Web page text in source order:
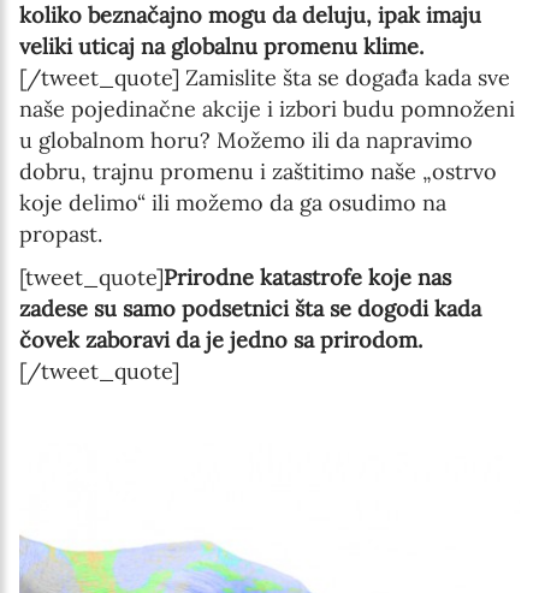
koliko beznačajno mogu da deluju, ipak imaju
veliki uticaj na globalnu promenu klime.
[/tweet_quote] Zamislite šta se događa kada sve
naše pojedinačne akcije i izbori budu pomnoženi
u globalnom horu? Možemo ili da napravimo
dobru, trajnu promenu i zaštitimo naše „ostrvo
koje delimo“ ili možemo da ga osudimo na
propast.
[tweet_quote]Prirodne katastrofe koje nas
zadese su samo podsetnici šta se dogodi kada
čovek zaboravi da je jedno sa prirodom.
[/tweet_quote]